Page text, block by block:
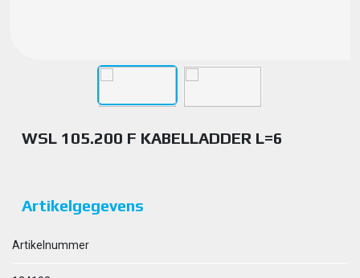
WSL 105.200 F KABELLADDER L=6
Artikelgegevens
Artikelnummer